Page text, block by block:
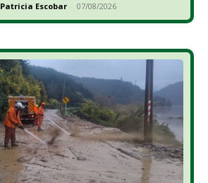
Patricia Escobar - 07/08/2026